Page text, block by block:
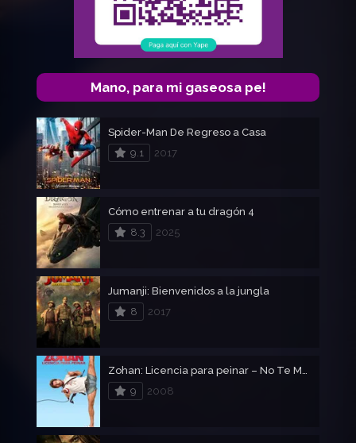
Mano, para mi gaseosa pe!
Spider-Man De Regreso a Casa
9.1
2017
Cómo entrenar a tu dragón 4
8.3
2025
Jumanji: Bienvenidos a la jungla
8
2017
Zohan: Licencia para peinar – No Te Metas Con Zohan
9
2008